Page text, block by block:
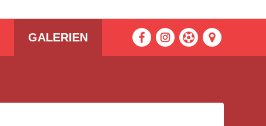
GALERIEN